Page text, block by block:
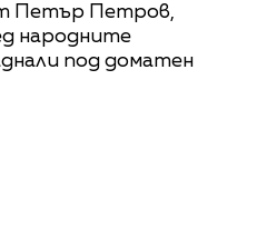
Петър Петров,
народните
под доматен